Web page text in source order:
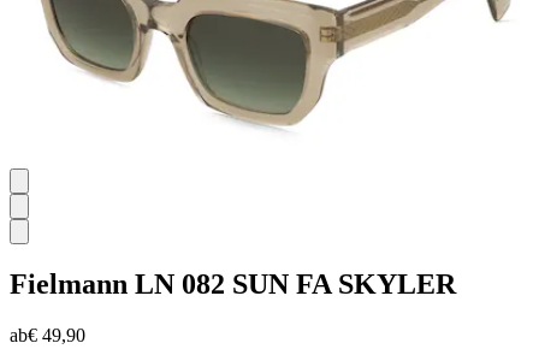
Fielmann LN 082 SUN FA SKYLER
ab€ 49,90